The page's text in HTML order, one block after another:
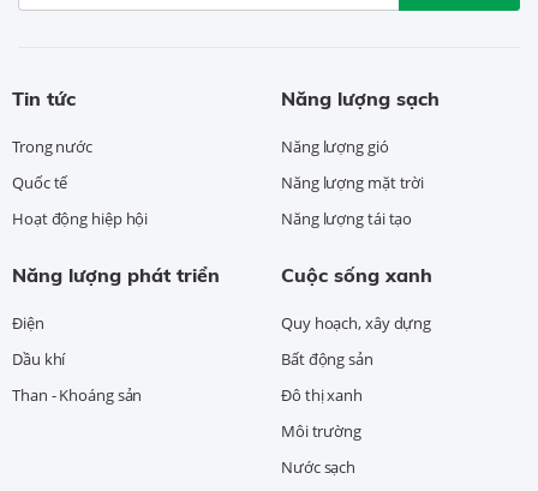
Tin tức
Trong nước
Quốc tế
Hoạt động hiệp hội
Năng lượng sạch
Năng lượng gió
Năng lượng mặt trời
Năng lượng tái tạo
Năng lượng phát triển
Điện
Dầu khí
Than - Khoáng sản
Cuộc sống xanh
Quy hoạch, xây dựng
Bất động sản
Đô thị xanh
Môi trường
Nước sạch